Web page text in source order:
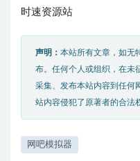
时速资源站
声明： 本站所有文章，如无
布。任何个人或组织，在未
采集、发布本站内容到任何
站内容侵犯了原著者的合法
网吧模拟器